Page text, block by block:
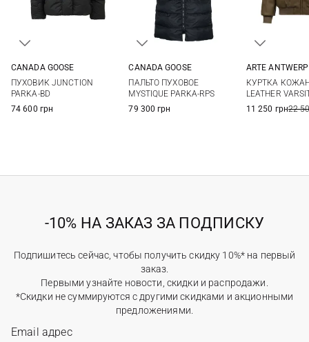
CANADA GOOSE
ПУХОВИК JUNCTION
PARKA-BD
74 600 грн
CANADA GOOSE
ПАЛЬТО ПУХОВОЕ
MYSTIQUE PARKA-RPS
79 300 грн
ARTE ANTWERP
КУРТКА
LEATHER
11 250 грн22
-10% НА ЗАКАЗ ЗА ПОДПИСКУ
Подпишитесь сейчас, чтобы получить скидку 10%* на первый
заказ.
Первыми узнайте новости, скидки и распродажи.
*Скидки не суммируются с другими скидками и акционными
предложениями.